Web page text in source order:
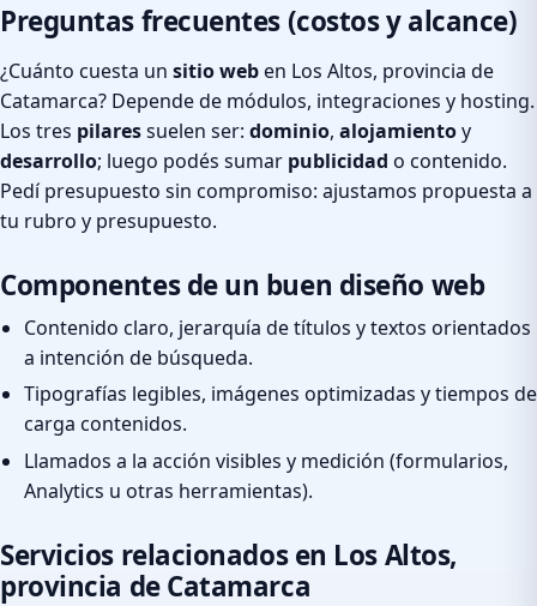
Preguntas frecuentes (costos y alcance)
¿Cuánto cuesta un sitio weben Los Altos, provincia de
Catamarca? Depende de módulos, integraciones y hosting.
Los tres pilaressuelen ser: dominio, alojamientoy
desarrollo; luego podés sumar publicidad o contenido.
Pedí presupuesto sin compromiso: ajustamos propuesta a
tu rubro y presupuesto.
Componentes de un buen diseño web
Contenido claro, jerarquía de títulos y textos orientados
a intención de búsqueda.
Tipografías legibles, imágenes optimizadas y tiempos de
carga contenidos.
Llamados a la acción visibles y medición (formularios,
Analytics u otras herramientas).
Servicios relacionados en Los Altos,
provincia de Catamarca